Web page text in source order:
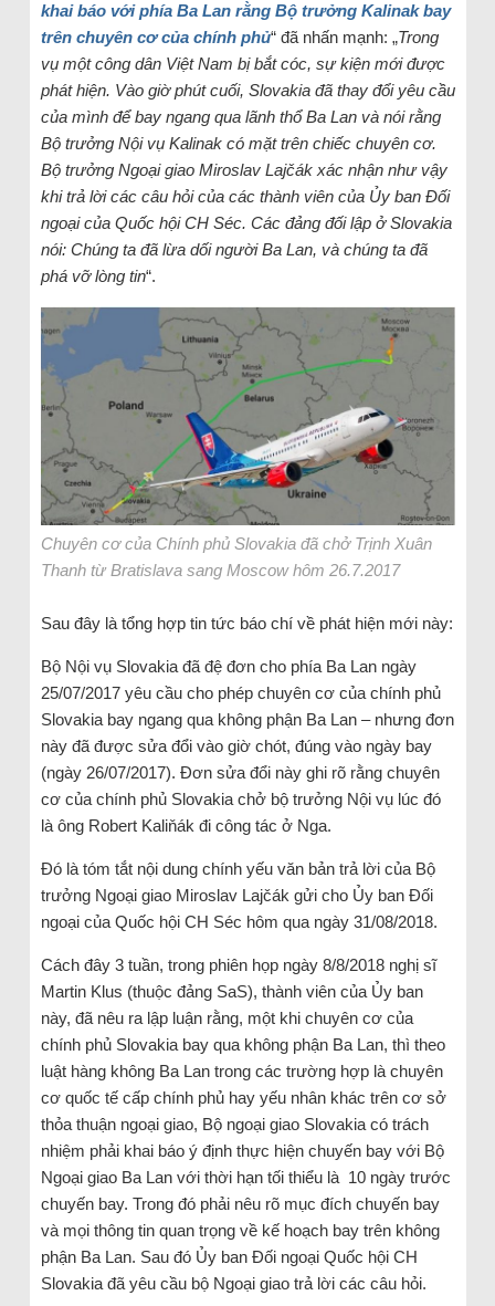
khai báo với phía Ba Lan rằng Bộ trưởng Kalinak bay
trên chuyên cơ của chính phủ“ đã nhấn mạnh: „Trong
vụ một công dân Việt Nam bị bắt cóc, sự kiện mới được
phát hiện. Vào giờ phút cuối, Slovakia đã thay đổi yêu cầu
của mình để bay ngang qua lãnh thổ Ba Lan và nói rằng
Bộ trưởng Nội vụ Kalinak có mặt trên chiếc chuyên cơ.
Bộ trưởng Ngoại giao Miroslav Lajčák xác nhận như vậy
khi trả lời các câu hỏi của các thành viên của Ủy ban Đối
ngoại của Quốc hội CH Séc. Các đảng đối lập ở Slovakia
nói: Chúng ta đã lừa dối người Ba Lan, và chúng ta đã
phá vỡ lòng tin“.
Chuyên cơ của Chính phủ Slovakia đã chở Trịnh Xuân
Thanh từ Bratislava sang Moscow hôm 26.7.2017
Sau đây là tổng hợp tin tức báo chí về phát hiện mới này:
Bộ Nội vụ Slovakia đã đệ đơn cho phía Ba Lan ngày
25/07/2017 yêu cầu cho phép chuyên cơ của chính phủ
Slovakia bay ngang qua không phận Ba Lan – nhưng đơn
này đã được sửa đổi vào giờ chót, đúng vào ngày bay
(ngày 26/07/2017). Đơn sửa đổi này ghi rõ rằng chuyên
cơ của chính phủ Slovakia chở bộ trưởng Nội vụ lúc đó
là ông Robert Kaliňák đi công tác ở Nga.
Đó là tóm tắt nội dung chính yếu văn bản trả lời của Bộ
trưởng Ngoại giao Miroslav Lajčák gửi cho Ủy ban Đối
ngoại của Quốc hội CH Séc hôm qua ngày 31/08/2018.
Cách đây 3 tuần, trong phiên họp ngày 8/8/2018 nghị sĩ
Martin Klus (thuộc đảng SaS), thành viên của Ủy ban
này, đã nêu ra lập luận rằng, một khi chuyên cơ của
chính phủ Slovakia bay qua không phận Ba Lan, thì theo
luật hàng không Ba Lan trong các trường hợp là chuyên
cơ quốc tế cấp chính phủ hay yếu nhân khác trên cơ sở
thỏa thuận ngoại giao, Bộ ngoại giao Slovakia có trách
nhiệm phải khai báo ý định thực hiện chuyến bay với Bộ
Ngoại giao Ba Lan với thời hạn tối thiểu là 10 ngày trước
chuyến bay. Trong đó phải nêu rõ mục đích chuyến bay
và mọi thông tin quan trọng về kế hoạch bay trên không
phận Ba Lan. Sau đó Ủy ban Đối ngoại Quốc hội CH
Slovakia đã yêu cầu bộ Ngoại giao trả lời các câu hỏi.